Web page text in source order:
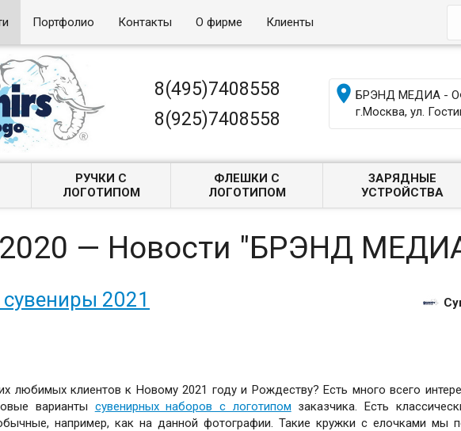
Портфолио Контакты О фирме Клиенты
8(495)7408558
8(925)7408558
БРЭНД МЕДИА -
г.Москва, ул.
РУЧКИ С
ЛОГОТИПОМ
ФЛЕШКИ С
ЛОГОТИПОМ
ЗАРЯДНЫЕ
УСТРОЙСТВА
— Новости "БРЭНД
2021
любимых клиентов к Новому 2021 году и Рождеству? Есть много всего
варианты сувенирных наборов с логотипом заказчика. Есть
например, как на данной фотографии. Такие кружки с елочками мы